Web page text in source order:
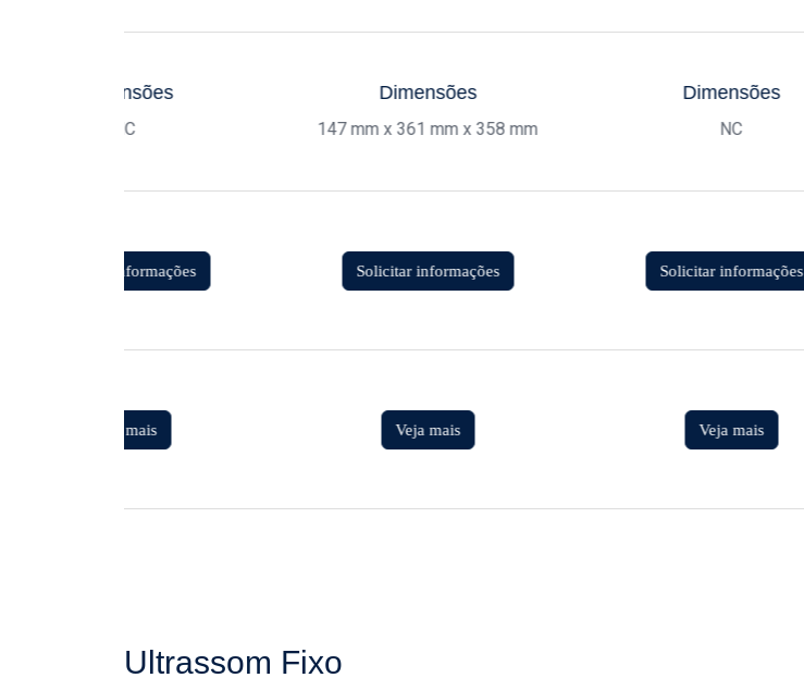
Dimensões
NC
Solicitar informações
Veja mais
Dimensões
147 mm x 361 mm x 358 mm
Solicitar informações
Veja mais
Dimensões
NC
Solicitar informações
Veja mais
Ultrassom Fixo